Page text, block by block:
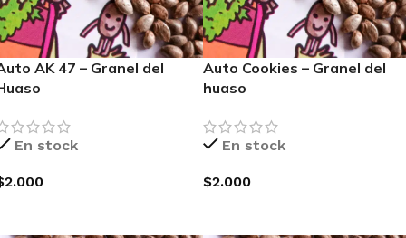
AK 47 – Granel del
En stock
2.000
Auto Cookies – Granel del
huaso
En stock
$2.000